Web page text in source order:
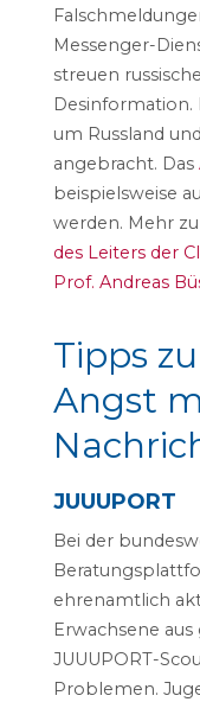
Messenger-
streuen
Desinformation.
um Russland
angebracht. Das
beispielsweise
werden. Mehr
des Leiters der
Prof. Andreas
Tipps
Angst
JUUUPORT
Bei der
ehrenamtlich
Erwachsene
JUUUPORT-
Problemen.